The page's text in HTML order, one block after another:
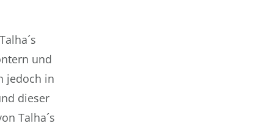
und
jedoch in
dieser
Talha´s